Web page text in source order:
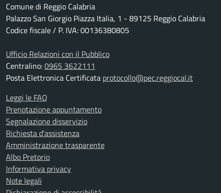
Comune di Reggio Calabria
Palazzo San Giorgio Piazza Italia, 1 - 89125 Reggio Calabria
Codice fiscale / P. IVA: 00136380805
Ufficio Relazioni con il Pubblico
Centralino:0965 3622111
Posta Elettronica Certificata protocollo@pec.reggiocal.it
Leggi le FAQ
Prenotazione appuntamento
Segnalazione disservizio
Richiesta d'assistenza
Amministrazione trasparente
Albo Pretorio
Informativa privacy
Note legali